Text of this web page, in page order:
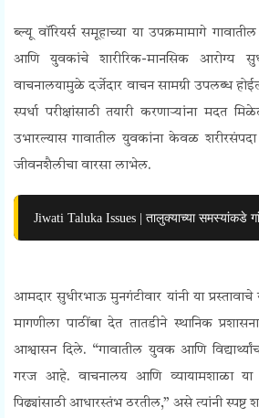
ब्ल्यू वॉरियर्स समूहाच्या या उपक्रमामागे गावातील
आणि युवकांचे शारीरिक-मानसिक आरोग्य
वाचनालयामुळे दर्जेदार वाचन सामग्री उपलब्ध
स्पर्धा परीक्षांसाठी तयारी करणाऱ्यांना मदत
उभारल्यास गावातील युवकांना केवळ शरीरसंपदा
जीवनशैलीचा वारसा लाभेल.
Jiwati Taluka Issues | तालुक्याच्या समस्यांकडे
आमदार सुधीरभाऊ मुनगंटीवार यांनी या
मागणीला पाठींबा देत तातडीने स्थानिक
आश्वासन दिले. “गावातील युवक आणि
गरज आहे. वाचनालय आणि व्यायामशाळा या
पिढ्यांसाठी आधारस्तंभ ठरतील,” असे त्यांनी स्पष्ट